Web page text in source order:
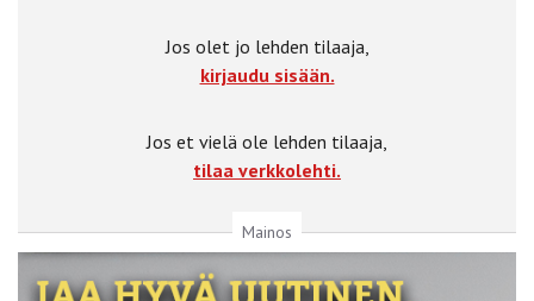
Jos olet jo lehden tilaaja,
kirjaudu sisään.
Jos et vielä ole lehden tilaaja,
tilaa verkkolehti.
Mainos